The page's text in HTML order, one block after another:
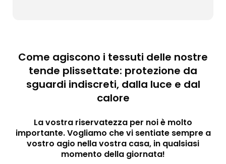
Come agiscono i tessuti delle nostre
tende plissettate: protezione da
sguardi indiscreti, dalla luce e dal
calore
La vostra riservatezza per noi è molto
importante. Vogliamo che vi sentiate sempre a
vostro agio nella vostra casa, in qualsiasi
momento della giornata!